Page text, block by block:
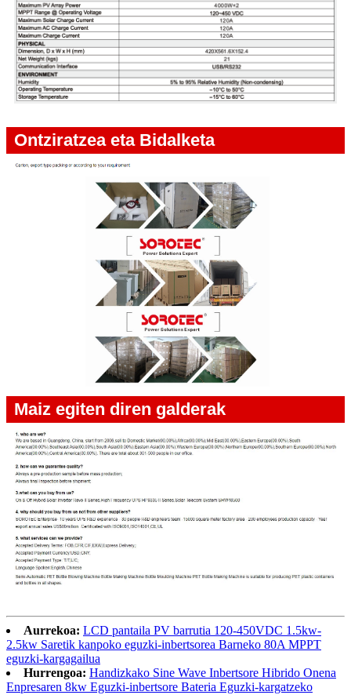
Ontziratzea eta Bidalketa
Maiz egiten diren galderak
Aurrekoa: LCD pantaila PV barrutia 120-450VDC 1.5kw-
2.5kw Saretik kanpoko eguzki-inbertsorea Barneko 80A MPPT
eguzki-kargagailua
Hurrengoa: Handizkako Sine Wave Inbertsore Hibrido Onena
Enpresaren 8kw Eguzki-inbertsore Bateria Eguzki-kargatzeko